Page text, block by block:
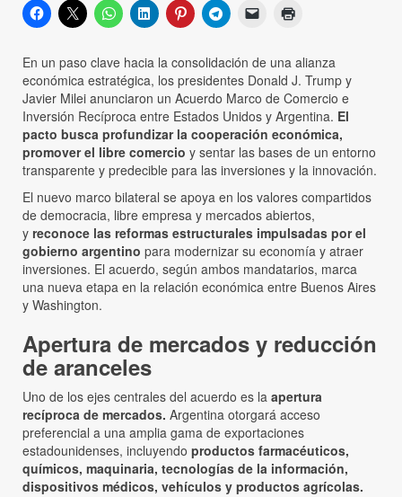
En un paso clave hacia la consolidación de una alianza
económica estratégica, los presidentes Donald J. Trump y
Javier Milei anunciaron un Acuerdo Marco de Comercio e
Inversión Recíproca entre Estados Unidos y Argentina. El
pacto busca profundizar la cooperación económica,
promover el libre comercio y sentar las bases de un entorno
transparente y predecible para las inversiones y la innovación.
El nuevo marco bilateral se apoya en los valores compartidos
de democracia, libre empresa y mercados abiertos,
y reconoce las reformas estructurales impulsadas por el
gobierno argentino para modernizar su economía y atraer
inversiones. El acuerdo, según ambos mandatarios, marca
una nueva etapa en la relación económica entre Buenos Aires
y Washington.
Apertura de mercados y reducción
de aranceles
Uno de los ejes centrales del acuerdo es la apertura
recíproca de mercados. Argentina otorgará acceso
preferencial a una amplia gama de exportaciones
estadounidenses, incluyendo productos farmacéuticos,
químicos, maquinaria, tecnologías de la información,
dispositivos médicos, vehículos y productos agrícolas.